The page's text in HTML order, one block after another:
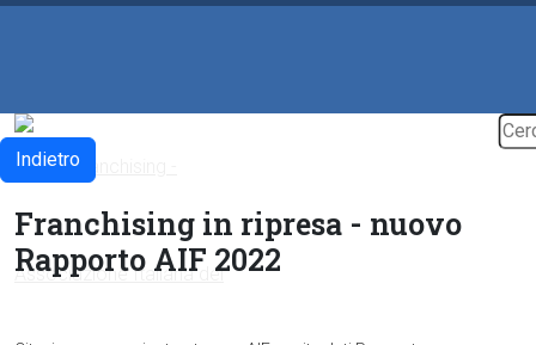
Indietro
Franchising in ripresa - nuovo
Rapporto AIF 2022